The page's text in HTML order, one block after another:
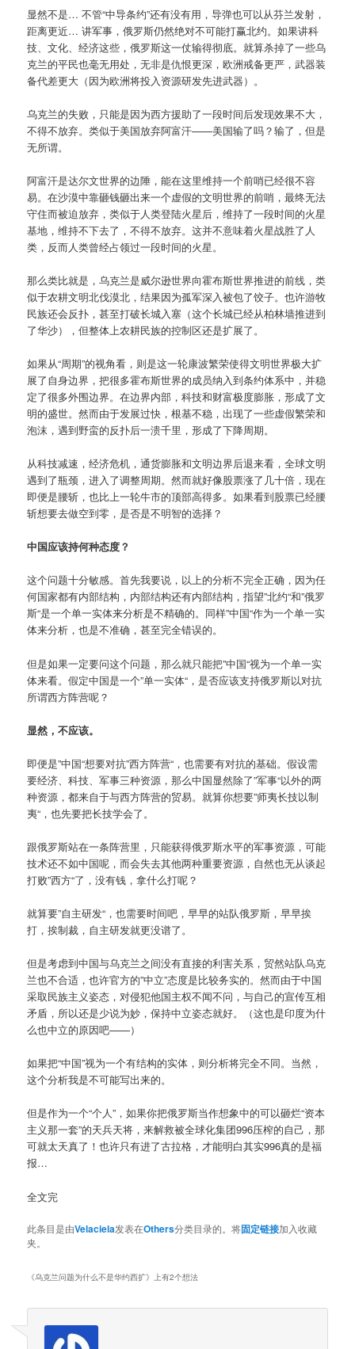
显然不是… 不管“中导条约”还有没有用，导弹也可以从芬兰发射，
距离更近… 讲军事，俄罗斯仍然绝对不可能打赢北约。如果讲科
技、文化、经济这些，俄罗斯这一仗输得彻底。就算杀掉了一些乌
克兰的平民也毫无用处，无非是仇恨更深，欧洲戒备更严，武器装
备代差更大（因为欧洲将投入资源研发先进武器）。
乌克兰的失败，只能是因为西方援助了一段时间后发现效果不大，
不得不放弃。类似于美国放弃阿富汗——美国输了吗？输了，但是
无所谓。
阿富汗是达尔文世界的边陲，能在这里维持一个前哨已经很不容
易。在沙漠中靠砸钱砸出来一个虚假的文明世界的前哨，最终无法
守住而被迫放弃，类似于人类登陆火星后，维持了一段时间的火星
基地，维持不下去了，不得不放弃。这并不意味着火星战胜了人
类，反而人类曾经占领过一段时间的火星。
那么类比就是，乌克兰是威尔逊世界向霍布斯世界推进的前线，类
似于农耕文明北伐漠北，结果因为孤军深入被包了饺子。也许游牧
民族还会反扑，甚至打破长城入塞（这个长城已经从柏林墙推进到
了华沙），但整体上农耕民族的控制区还是扩展了。
如果从“周期”的视角看，则是这一轮康波繁荣使得文明世界极大扩
展了自身边界，把很多霍布斯世界的成员纳入到条约体系中，并稳
定了很多外围边界。在边界内部，科技和财富极度膨胀，形成了文
明的盛世。然而由于发展过快，根基不稳，出现了一些虚假繁荣和
泡沫，遇到野蛮的反扑后一溃千里，形成了下降周期。
从科技减速，经济危机，通货膨胀和文明边界后退来看，全球文明
遇到了瓶颈，进入了调整周期。然而就好像股票涨了几十倍，现在
即便是腰斩，也比上一轮牛市的顶部高得多。如果看到股票已经腰
斩想要去做空到零，是否是不明智的选择？
中国应该持何种态度？
这个问题十分敏感。首先我要说，以上的分析不完全正确，因为任
何国家都有内部结构，内部结构还有内部结构，指望”北约“和”俄罗
斯“是一个单一实体来分析是不精确的。同样”中国“作为一个单一实
体来分析，也是不准确，甚至完全错误的。
但是如果一定要问这个问题，那么就只能把”中国“视为一个单一实
体来看。假定中国是一个”单一实体“，是否应该支持俄罗斯以对抗
所谓西方阵营呢？
显然，不应该。
即便是”中国“想要对抗”西方阵营“，也需要有对抗的基础。假设需
要经济、科技、军事三种资源，那么中国显然除了”军事“以外的两
种资源，都来自于与西方阵营的贸易。就算你想要”师夷长技以制
夷“，也先要把长技学会了。
跟俄罗斯站在一条阵营里，只能获得俄罗斯水平的军事资源，可能
技术还不如中国呢，而会失去其他两种重要资源，自然也无从谈起
打败”西方“了，没有钱，拿什么打呢？
就算要”自主研发“，也需要时间吧，早早的站队俄罗斯，早早挨
打，挨制裁，自主研发就更没谱了。
但是考虑到中国与乌克兰之间没有直接的利害关系，贸然站队乌克
兰也不合适，也许官方的”中立”态度是比较务实的。然而由于中国
采取民族主义姿态，对侵犯他国主权不闻不问，与自己的宣传互相
矛盾，所以还是少说为妙，保持中立姿态就好。（这也是印度为什
么也中立的原因吧——）
如果把“中国”视为一个有结构的实体，则分析将完全不同。当然，
这个分析我是不可能写出来的。
但是作为一个“个人”，如果你把俄罗斯当作想象中的可以砸烂“资本
主义那一套”的天兵天将，来解救被全球化集团996压榨的自己，那
可就太天真了！也许只有进了古拉格，才能明白其实996真的是福
报…
全文完
此条目是由Velaciela发表在Others分类目录的。将固定链接加入收藏
夹。
《乌克兰问题为什么不是华约西扩》上有2个想法